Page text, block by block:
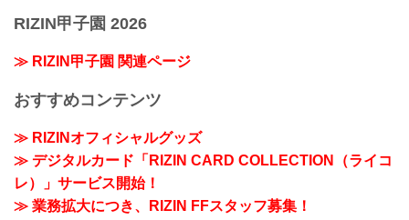
RIZIN甲子園 2026
≫ RIZIN甲子園 関連ページ
おすすめコンテンツ
≫ RIZINオフィシャルグッズ
≫ デジタルカード「RIZIN CARD COLLECTION（ライコ
レ）」サービス開始！
≫ 業務拡大につき、RIZIN FFスタッフ募集！